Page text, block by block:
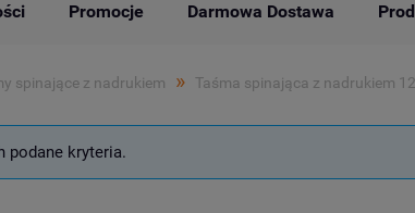
Promocje Darmowa Dostawa
spinające z nadrukiem » Taśma spinająca z nadrukiem
podane kryteria.